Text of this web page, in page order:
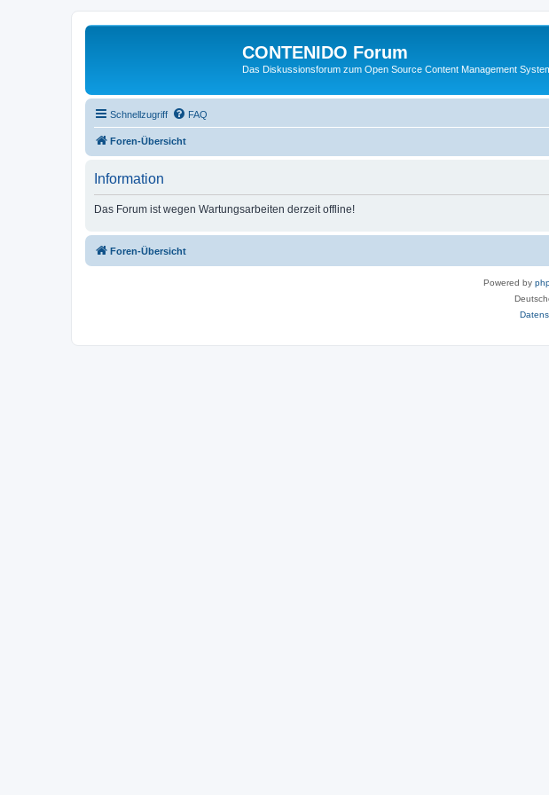
CONTENIDO Forum
Das Diskussionsforum zum Open Source Content Management
Schnellzugriff FAQ
Foren-Übersicht
Information
Das Forum ist wegen Wartungsarbeiten derzeit offline!
Foren-Übersicht
Powered by